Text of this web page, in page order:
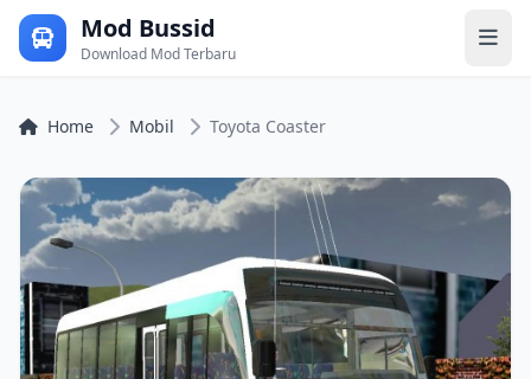
Mod Bussid
Download Mod Terbaru
Home Mobil Toyota Coaster